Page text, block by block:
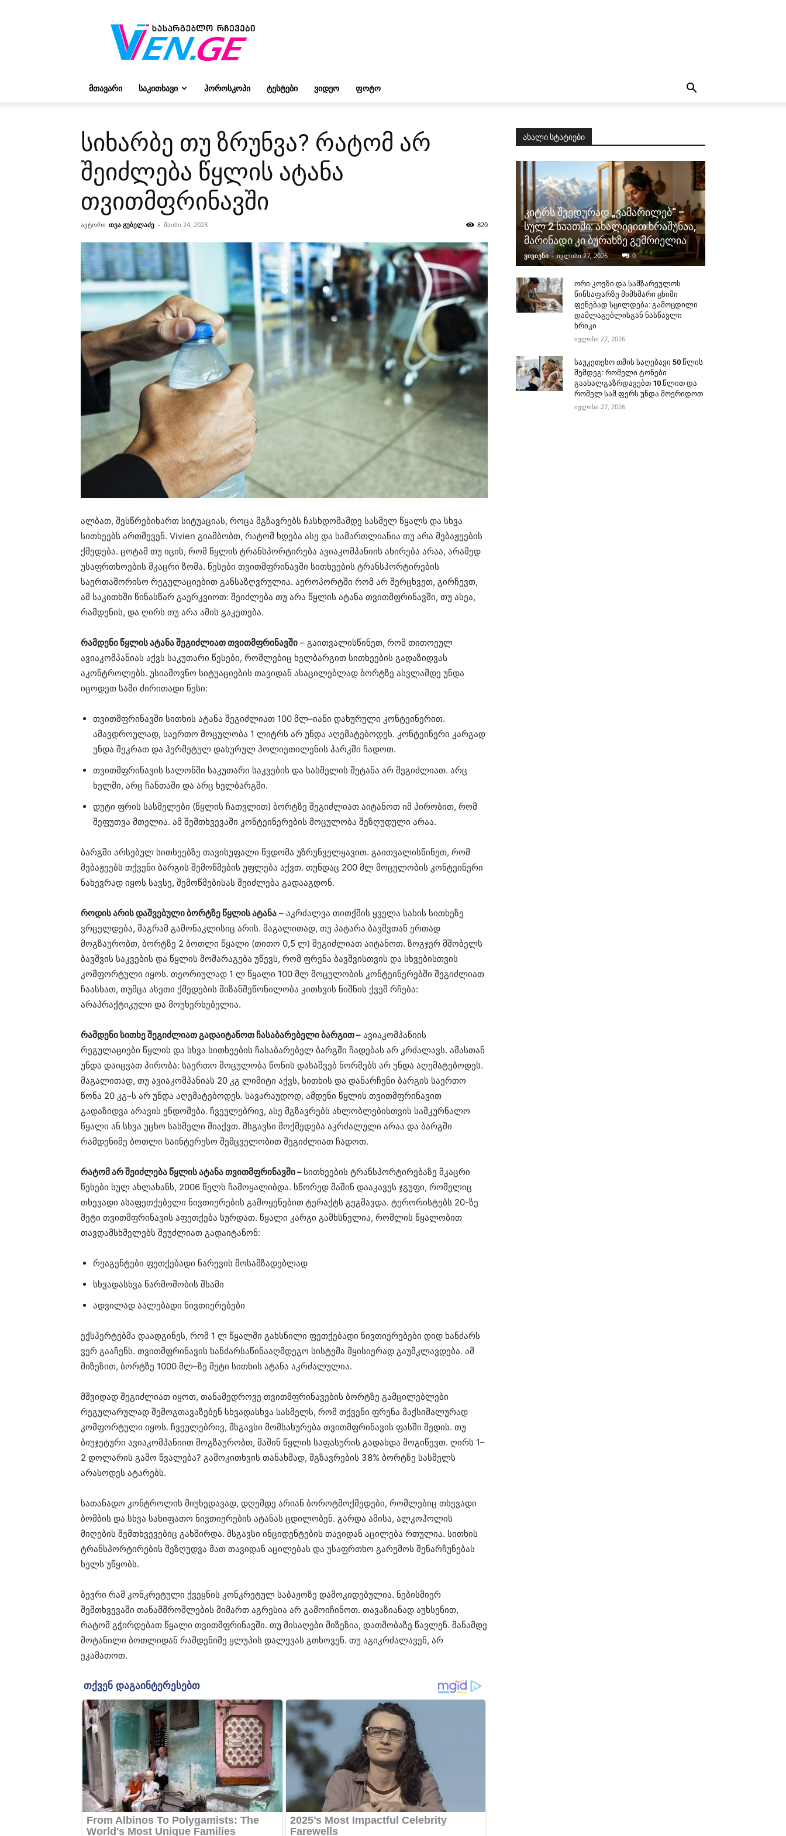
ვივიენისგან
ᲛᲗᲐᲕᲐᲠᲘ ᲡᲐᲙᲘᲗᲮᲐᲕᲘ ᲰᲝᲠᲝᲡᲙᲝᲞᲘ ᲢᲔᲡᲢᲔᲑᲘ ᲕᲘᲓᲔᲝ ᲤᲝᲢᲝ
სიხარბე თუ ზრუნვა? რატომ არ
შეიძლება წყლის ატანა
თვითმფრინავში
ავტორი თეა გუბელაძე - მაისი 24, 2023 820
ალბათ, შესწრებიხართ სიტუაციას, როცა მგზავრებს ჩასხდომამდე სასმელ წყალს და სხვა
სითხეებს ართმევენ. Vivien გიამბობთ, რატომ ხდება ასე და სამართლიანია თუ არა მებაჟეების
ქმედება. ცოტამ თუ იცის, რომ წყლის ტრანსპორტირება ავიაკომპანიის ახირება არაა, არამედ
უსაფრთხოების მკაცრი ზომა. წესები თვითმფრინავში სითხეების ტრანსპორტირების
საერთაშორისო რეგულაციებით განსაზღვრულია. აეროპორტში რომ არ შერცხვეთ, გირჩევთ,
ამ საკითხში წინასწარ გაერკვიოთ: შეიძლება თუ არა წყლის ატანა თვითმფრინავში, თუ ასეა,
რამდენის, და ღირს თუ არა ამის გაკეთება.
რამდენი წყლის ატანა შეგიძლიათ თვითმფრინავში – გაითვალისწინეთ, რომ თითოეულ
ავიაკომპანიას აქვს საკუთარი წესები, რომლებიც ხელბარგით სითხეების გადაზიდვას
აკონტროლებს. უსიამოვნო სიტუაციების თავიდან ასაცილებლად ბორტზე ასვლამდე უნდა
იცოდეთ სამი ძირითადი წესი:
თვითმფრინავში სითხის ატანა შეგიძლიათ 100 მლ–იანი დახურული კონტეინერით.
ამავდროულად, საერთო მოცულობა 1 ლიტრს არ უნდა აღემატებოდეს. კონტეინერი კარგად
უნდა შეკრათ და ჰერმეტულ დახურულ პოლიეთილენის პარკში ჩადოთ.
თვითმფრინავის სალონში საკუთარი საკვების და სასმელის შეტანა არ შეგიძლიათ. არც
ხელში, არც ჩანთაში და არც ხელბარგში.
დუტი ფრის სასმელები (წყლის ჩათვლით) ბორტზე შეგიძლიათ აიტანოთ იმ პირობით, რომ
შეფუთვა მთელია. ამ შემთხვევაში კონტეინერების მოცულობა შეზღუდული არაა.
ბარგში არსებულ სითხეებზე თავისუფალი წვდომა უზრუნველყავით. გაითვალისწინეთ, რომ
მებაჟეებს თქვენი ბარგის შემოწმების უფლება აქვთ. თუნდაც 200 მლ მოცულობის კონტეინერი
ნახევრად იყოს სავსე, შემოწმებისას შეიძლება გადააგდონ.
როდის არის დაშვებული ბორტზე წყლის ატანა – აკრძალვა თითქმის ყველა სახის სითხეზე
ვრცელდება, მაგრამ გამონაკლისიც არის. მაგალითად, თუ პატარა ბავშვთან ერთად
მოგზაურობთ, ბორტზე 2 ბოთლი წყალი (თითო 0,5 ლ) შეგიძლიათ აიტანოთ. ზოგჯერ მშობელს
ბავშვის საკვების და წყლის მომარაგება უწევს, რომ ფრენა ბავშვისთვის და სხვებისთვის
კომფორტული იყოს. თეორიულად 1 ლ წყალი 100 მლ მოცულობის კონტეინერებში შეგიძლიათ
ჩაასხათ, თუმცა ასეთი ქმედების მიზანშეწონილობა კითხვის ნიშნის ქვეშ რჩება:
არაპრაქტიკული და მოუხერხებელია.
რამდენი სითხე შეგიძლიათ გადაიტანოთ ჩასაბარებელი ბარგით – ავიაკომპანიის
რეგულაციები წყლის და სხვა სითხეების ჩასაბარებელ ბარგში ჩადებას არ კრძალავს. ამასთან
უნდა დაიცვათ პირობა: საერთო მოცულობა წონის დასაშვებ ნორმებს არ უნდა აღემატებოდეს.
მაგალითად, თუ ავიაკომპანიას 20 კგ ლიმიტი აქვს, სითხის და დანარჩენი ბარგის საერთო
წონა 20 კგ–ს არ უნდა აღემატებოდეს. სავარაუდოდ, ამდენი წყლის თვითმფრინავით
გადაზიდვა არავის ენდომება. ჩვეულებრივ, ასე მგზავრებს ახლობლებისთვის სამკურნალო
წყალი ან სხვა უცხო სასმელი მიაქვთ. მსგავსი მოქმედება აკრძალული არაა და ბარგში
რამდენიმე ბოთლი საინტერესო შემცველობით შეგიძლიათ ჩადოთ.
რატომ არ შეიძლება წყლის ატანა თვითმფრინავში – სითხეების ტრანსპორტირებაზე მკაცრი
წესები სულ ახლახანს, 2006 წელს ჩამოყალიბდა. სწორედ მაშინ დააკავეს ჯგუფი, რომელიც
თხევადი ასაფეთქებელი ნივთიერების გამოყენებით ტერაქტს გეგმავდა. ტერორისტებს 20-ზე
მეტი თვითმფრინავის აფეთქება სურდათ. წყალი კარგი გამხსნელია, რომლის წყალობით
თავდამსხმელებს შეუძლიათ გადაიტანონ:
რეაგენტები ფეთქებადი ნარევის მოსამზადებლად
სხვადასხვა წარმოშობის შხამი
ადვილად აალებადი ნივთიერებები
ექსპერტებმა დაადგინეს, რომ 1 ლ წყალში გახსნილი ფეთქებადი ნივთიერებები დიდ ხანძარს
ვერ გააჩენს. თვითმფრინავის ხანძარსაწინააღმდეგო სისტემა მყისიერად გაუმკლავდება. ამ
მიზეზით, ბორტზე 1000 მლ–ზე მეტი სითხის ატანა აკრძალულია.
მშვიდად შეგიძლიათ იყოთ, თანამედროვე თვითმფრინავების ბორტზე გამცილებლები
რეგულარულად შემოგთავაზებენ სხვადასხვა სასმელს, რომ თქვენი ფრენა მაქსიმალურად
კომფორტული იყოს. ჩვეულებრივ, მსგავსი მომსახურება თვითმფრინავის ფასში შედის. თუ
ბიუჯეტური ავიაკომპანიით მოგზაურობთ, მაშინ წყლის საფასურის გადახდა მოგიწევთ. ღირს 1–
2 დოლარის გამო წვალება? გამოკითხვის თანახმად, მგზავრების 38% ბორტზე სასმელს
არასოდეს ატარებს.
სათანადო კონტროლის მიუხედავად, დღემდე არიან ბოროტმოქმედები, რომლებიც თხევადი
ბომბის და სხვა სახიფათო ნივთიერების ატანას ცდილობენ. გარდა ამისა, ალკოჰოლის
მიღების შემთხვევებიც გახშირდა. მსგავსი ინციდენტების თავიდან აცილება რთულია. სითხის
ტრანსპორტირების შეზღუდვა მათ თავიდან აცილებას და უსაფრთხო გარემოს შენარჩუნებას
ხელს უწყობს.
ბევრი რამ კონკრეტული ქვეყნის კონკრეტულ საბაჟოზე დამოკიდებულია. ნებისმიერ
შემთხვევაში თანამშრომლების მიმართ აგრესია არ გამოიჩინოთ. თავაზიანად აუხსენით,
რატომ გჭირდებათ წყალი თვითმფრინავში. თუ მისაღები მიზეზია, დათმობაზე წავლენ. მანამდე
მოტანილი ბოთლიდან რამდენიმე ყლუპის დალევას გთხოვენ. თუ აგიკრძალავენ, არ
ეკამათოთ.
ახალი სტატიები
კიტრს შვედურად „ვამარილებ“ –
სულ 2 საათში: ახალივით ხრაშუნაა,
მარინადი კი ბურახზე გემრიელია
ვივიენი - ივლისი 27, 2026 0
ორი კოვზი და სამზარეულოს
წინსაფარზე მიმხმარი ცხიმი
ფენებად სცილდება: გამოცდილი
დამლაგებლისგან ნასწავლი
ხრიკი
ივლისი 27, 2026
საუკეთესო თმის საღებავი 50 წლის
შემდეგ: რომელი ტონები
გაახალგაზრდავებთ 10 წლით და
რომელ სამ ფერს უნდა მოერიდოთ
ივლისი 27, 2026